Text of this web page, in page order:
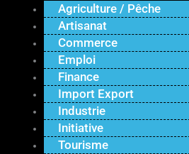
Agriculture / Pêche
Artisanat
Commerce
Emploi
Finance
Import Export
Industrie
Initiative
Tourisme